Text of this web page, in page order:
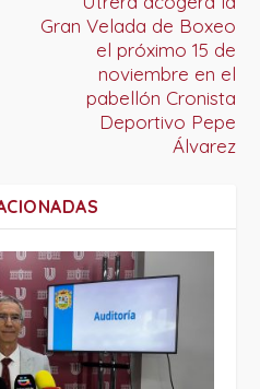
Gran Velada de Boxeo
el próximo 15 de
noviembre en el
pabellón Cronista
Deportivo Pepe
Álvarez